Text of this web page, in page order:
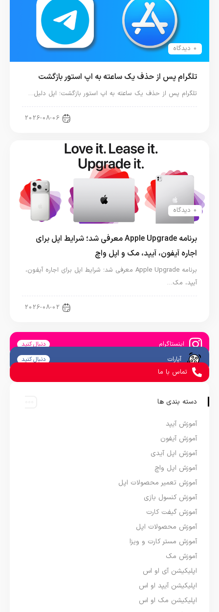
0 دیدگاه
تلگرام پس از حذف یک ساعته به اپ استور بازگشت
تلگرام پس از حذف یک ساعته به اپ استور بازگشت؛ اپل دلیل…
2026-08-06
0 دیدگاه
برنامه Apple Upgrade معرفی شد؛ شرایط اپل برای
اجاره آیفون، آیپد، مک و اپل واچ
برنامه Apple Upgrade معرفی شد؛ شرایط اپل برای اجاره آیفون،
آیپد، مک…
2026-08-02
اینستاگرام دنبال کنید
آپارات دنبال کنید
تماس با ما
دسته بندی ها
آموزش آیپد
آموزش آیفون
آموزش اپل آیدی
آموزش اپل واچ
آموزش تعمیر محصولات اپل
آموزش کنسول بازی
آموزش گیفت کارت
آموزش محصولات اپل
آموزش مستر کارت و ویزا
آموزش مک
اپلیکیشن آی او اس
اپلیکیشن آیپد او اس
اپلیکیشن مک او اس